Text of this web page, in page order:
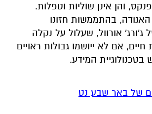
והן אינן שוליות וטפלות.
בהתממשות חזונו
ג'ורג' אורוול, שעלול על נקלה
אם לא ייושמו גבולות ראויים
בטכנולוגיית המידע.
של באר שבע נט